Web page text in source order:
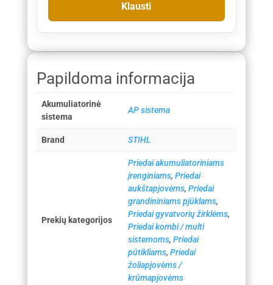
Papildoma informacija
Akumuliatorinė
sistema
AP sistema
Brand STIHL
Prekių kategorijos
Priedai akumuliatoriniams
įrenginiams, Priedai
aukštapjovėms, Priedai
grandininiams pjūklams,
Priedai gyvatvorių žirklėms,
Priedai kombi / multi
sistemoms, Priedai
pūtikliams, Priedai
žoliapjovėms /
krūmapjovėms